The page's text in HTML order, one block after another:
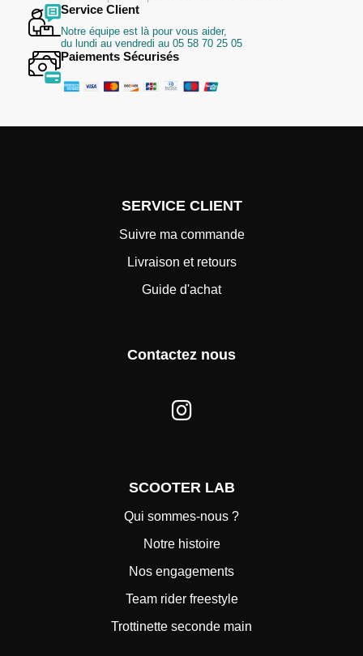
Service Client
Notre équipe est là pour vous aider,
du lundi au vendredi au 05 58 70 25 05
Paiements Sécurisés
SERVICE CLIENT
Suivre ma commande
Livraison et retours
Guide d'achat
Contactez nous
SCOOTER LAB
Qui sommes-nous ?
Notre histoire
Nos engagements
Team rider freestyle
Trottinette seconde main